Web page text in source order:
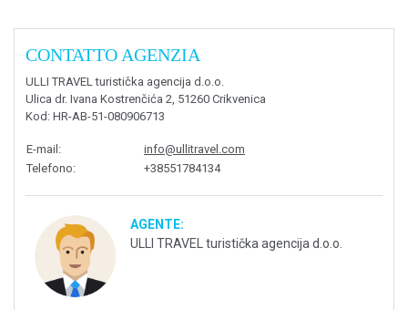
CONTATTO AGENZIA
ULLI TRAVEL turistička agencija d.o.o.
Ulica dr. Ivana Kostrenčića 2, 51260 Crikvenica
Kod: HR-AB-51-080906713
E-mail:
info@ullitravel.com
Telefono: +38551784134
AGENTE:
ULLI TRAVEL turistička agencija d.o.o.